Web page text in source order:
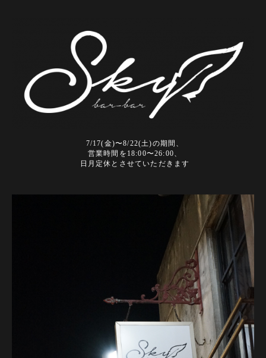
7/17(金)〜8/22(土)の期間、
営業時間を18:00〜26:00、
日月定休とさせていただきます